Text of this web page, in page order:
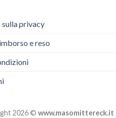
privacy
e reso
2026 © www.masomittereck.it